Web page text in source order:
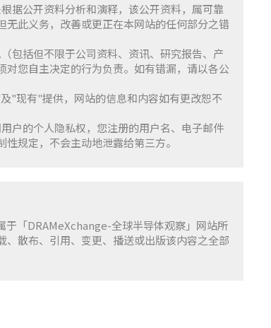
据公开资料分析和演释，该公开资料，属可靠
此义务，改善或更正在本网站的任何部分之错
包括但不限于公司资料、资讯、研究报告、产
您自主决定的行为负责。如有错漏，请以各公
"现有"提供，网站的信息和内容如有更改恕不
户的个人隐私权，您注册的用户名、电子邮件
规定，不会主动地泄露给第三方。
于「DRAMeXchange-全球半导体观察」网站所
散布、引用、变更、播送或出版该内容之全部